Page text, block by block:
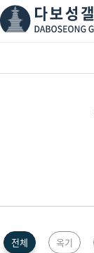
국제관
전체 옥기